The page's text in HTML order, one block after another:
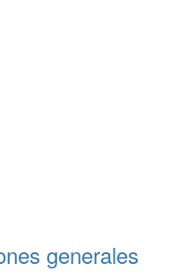
generales